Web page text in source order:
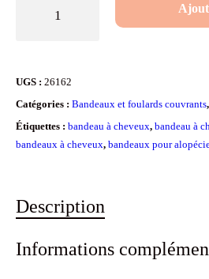
coton
Oeko-
UGS : 26162
Catégories : Bandeaux et foulards couvrants,
Étiquettes : bandeau à cheveux, bandeau à
bandeaux à cheveux, bandeaux pour
Description
Informations